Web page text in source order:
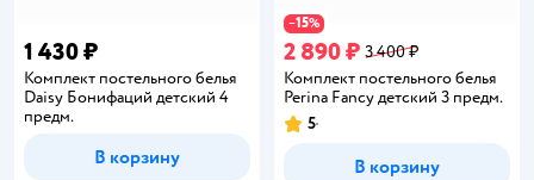
1 430 ₽
Комплект постельного белья
Daisy Бонифаций детский 4
предм.
В корзину
−15%
2 890 ₽ 3 400 ₽
Комплект постельного белья
Perina Fancy детский 3 предм.
Рейтинг:
5
В корзину